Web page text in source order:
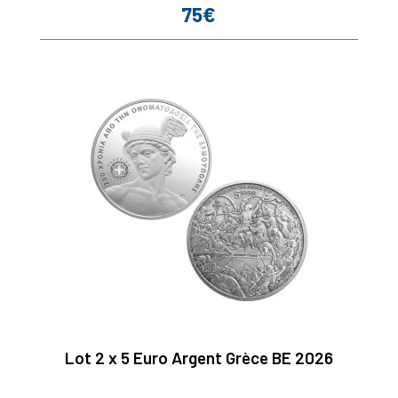
Prix
75€
Lot 2 x 5 Euro Argent Grèce BE 2026